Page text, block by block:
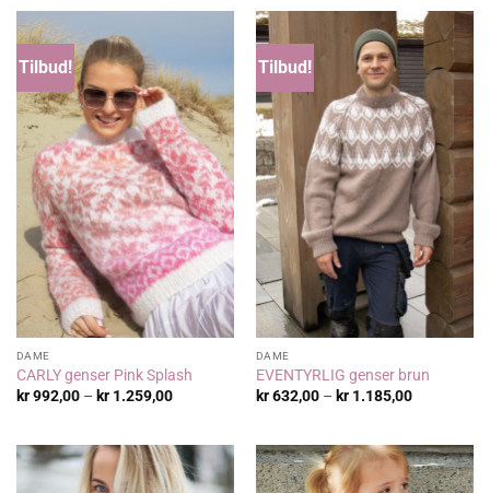
Tilbud!
DAME
CARLY genser Pink Splash
kr992,00 – kr1.259,00Prisområde:
Tilbud!
DAME
EVENTYRLIG genser brun
kr632,00 – kr1.185,00